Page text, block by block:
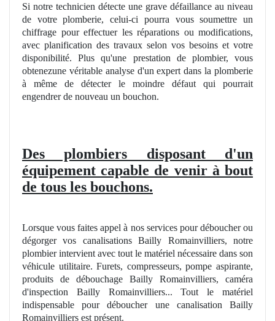
Si notre technicien détecte une grave défaillance au niveau
de votre plomberie, celui-ci pourra vous soumettre un
chiffrage pour effectuer les réparations ou modifications,
avec planification des travaux selon vos besoins et votre
disponibilité. Plus qu'une prestation de plombier, vous
obtenezune véritable analyse d'un expert dans la plomberie
à même de détecter le moindre défaut qui pourrait
engendrer de nouveau un bouchon.
Des plombiers disposant d'un
équipement capable de venir à bout
de tous les bouchons.
Lorsque vous faites appel à nos services pour déboucher ou
dégorger vos canalisations Bailly Romainvilliers, notre
plombier intervient avec tout le matériel nécessaire dans son
véhicule utilitaire. Furets, compresseurs, pompe aspirante,
produits de débouchage Bailly Romainvilliers, caméra
d'inspection Bailly Romainvilliers... Tout le matériel
indispensable pour déboucher une canalisation Bailly
Romainvilliers est présent.